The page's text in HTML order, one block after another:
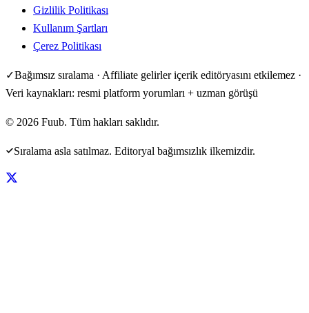
Gizlilik Politikası
Kullanım Şartları
Çerez Politikası
✓Bağımsız sıralama · Affiliate gelirler içerik editöryasını etkilemez ·
Veri kaynakları: resmi platform yorumları + uzman görüşü
© 2026 Fuub. Tüm hakları saklıdır.
Sıralama asla satılmaz. Editoryal bağımsızlık ilkemizdir.